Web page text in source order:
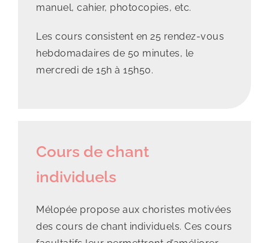
manuel, cahier, photocopies, etc.
Les cours consistent en 25 rendez-vous
hebdomadaires de 50 minutes, le
mercredi de 15h à 15h50.
Cours de chant
individuels
Mélopée propose aux choristes motivées
des cours de chant individuels. Ces cours